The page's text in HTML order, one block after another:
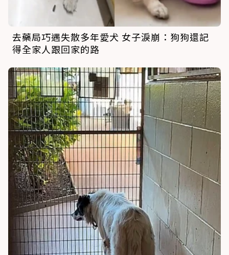
去藥局巧遇失散多年愛犬 女子淚崩：狗狗還記
得全家人跟回家的路